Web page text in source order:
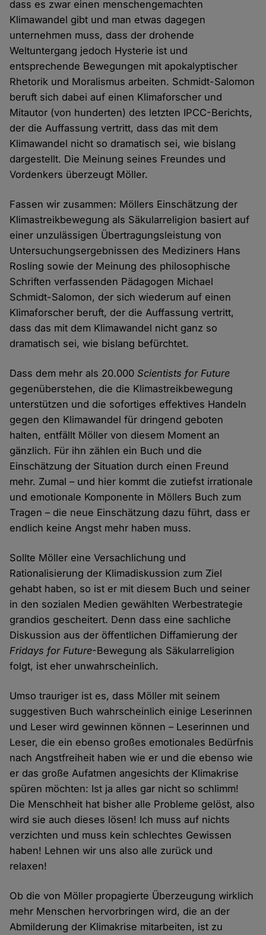
dass es zwar einen menschengemachten
Klimawandel gibt und man etwas dagegen
unternehmen muss, dass der drohende
Weltuntergang jedoch Hysterie ist und
entsprechende Bewegungen mit apokalyptischer
Rhetorik und Moralismus arbeiten. Schmidt-Salomon
beruft sich dabei auf einen Klimaforscher und
Mitautor (von hunderten) des letzten IPCC-Berichts,
der die Auffassung vertritt, dass das mit dem
Klimawandel nicht so dramatisch sei, wie bislang
dargestellt. Die Meinung seines Freundes und
Vordenkers überzeugt Möller.
Fassen wir zusammen: Möllers Einschätzung der
Klimastreikbewegung als Säkularreligion basiert auf
einer unzulässigen Übertragungsleistung von
Untersuchungsergebnissen des Mediziners Hans
Rosling sowie der Meinung des philosophische
Schriften verfassenden Pädagogen Michael
Schmidt-Salomon, der sich wiederum auf einen
Klimaforscher beruft, der die Auffassung vertritt,
dass das mit dem Klimawandel nicht ganz so
dramatisch sei, wie bislang befürchtet.
Dass dem mehr als 20.000Scientists for Future
gegenüberstehen, die die Klimastreikbewegung
unterstützen und die sofortiges effektives Handeln
gegen den Klimawandel für dringend geboten
halten, entfällt Möller von diesem Moment an
gänzlich. Für ihn zählen ein Buch und die
Einschätzung der Situation durch einen Freund
mehr. Zumal – und hier kommt die zutiefst irrationale
und emotionale Komponente in Möllers Buch zum
Tragen – die neue Einschätzung dazu führt, dass er
endlich keine Angst mehr haben muss.
Sollte Möller eine Versachlichung und
Rationalisierung der Klimadiskussion zum Ziel
gehabt haben, so ist er mit diesem Buch und seiner
in den sozialen Medien gewählten Werbestrategie
grandios gescheitert. Denn dass eine sachliche
Diskussion aus der öffentlichen Diffamierung der
Fridays for Future-Bewegung als Säkularreligion
folgt, ist eher unwahrscheinlich.
Umso trauriger ist es, dass Möller mit seinem
suggestiven Buch wahrscheinlich einige Leserinnen
und Leser wird gewinnen können – Leserinnen und
Leser, die ein ebenso großes emotionales Bedürfnis
nach Angstfreiheit haben wie er und die ebenso wie
er das große Aufatmen angesichts der Klimakrise
spüren möchten: Ist ja alles gar nicht so schlimm!
Die Menschheit hat bisher alle Probleme gelöst, also
wird sie auch dieses lösen! Ich muss auf nichts
verzichten und muss kein schlechtes Gewissen
haben! Lehnen wir uns also alle zurück und
relaxen!
Ob die von Möller propagierte Überzeugung wirklich
mehr Menschen hervorbringen wird, die an der
Abmilderung der Klimakrise mitarbeiten, ist zu